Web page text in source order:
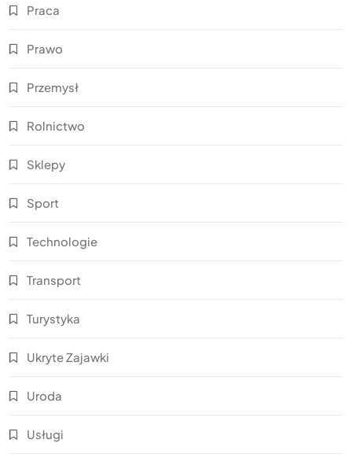
Praca
Prawo
Przemysł
Rolnictwo
Sklepy
Sport
Technologie
Transport
Turystyka
Ukryte Zajawki
Uroda
Usługi